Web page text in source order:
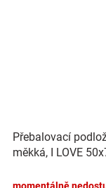
Přebalovací
měkká, I LOVE
momentálně